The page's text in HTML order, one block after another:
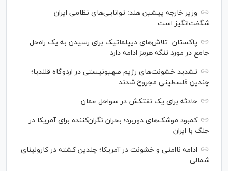
وزیر خارجه پیشین هند: توانایی‌های نظامی ایران
شگفت‌انگیز است
پاکستان: تلاش‌های دیپلماتیک برای رسیدن به یک راه‌حل
جامع در مورد تنگه هرمز ادامه دارد
تشدید خشونت‌های رژیم صهیونیستی در اردوگاه قلندیا؛
چندین فلسطینی مجروح شدند
حادثه برای یک نفتکش در سواحل عمان
کمبود موشک‌های دوربرد؛ بحران نگران‌کننده برای آمریکا در
جنگ با ایران
ادامه ناامنی و خشونت در آمریکا؛ چندین کشته در کارولینای
شمالی